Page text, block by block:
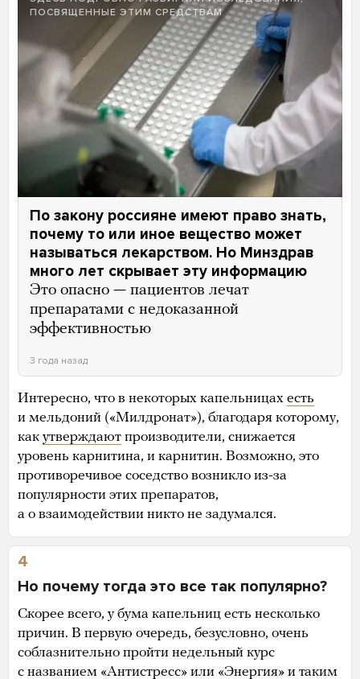
ПОСВЯЩЕННЫЕ ЭТИМ СРЕДСТВАМ
По закону россияне имеют право знать,
почему то или иное вещество может
называться лекарством. Но Минздрав
много лет скрывает эту информацию
Это опасно — пациентов лечат
препаратами с недоказанной
эффективностью
3 года назад
Интересно, что в некоторых капельницах есть
и мельдоний («Милдронат»), благодаря которому,
как утверждают производители, снижается
уровень карнитина, и карнитин. Возможно, это
противоречивое соседство возникло из-за
популярности этих препаратов,
а о взаимодействии никто не задумался.
4
Но почему тогда это все так популярно?
Скорее всего, у бума капельниц есть несколько
причин. В первую очередь, безусловно, очень
соблазнительно пройти недельный курс
с названием «Антистресс» или «Энергия» и таким